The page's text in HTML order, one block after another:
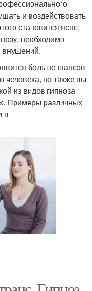
и воздействовать
становится ясно,
необходимо
внушений.
больше шансов
человека, но также вы
из видов гипноза
Примеры различных
в